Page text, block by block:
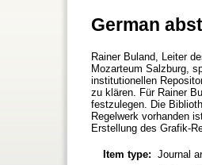
German
Rainer Buland, Leiter
Mozarteum Salzburg,
institutionellen
zu klären. Für Rainer
festzulegen. Die
Regelwerk vorhanden
Erstellung des Grafik-
Item type: Journal